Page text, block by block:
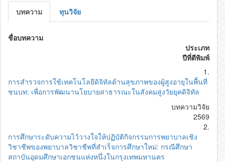
บทความ ทุนวิจัย
ชื่อบทความ
ประเภท
ปีที่ตีพิมพ์
1.
การสำรวจการใช้เทคโนโลยีดิจิทัลด้านสุขภาพของผู้สูงอายุในพื้นที่
ชนบท: เพื่อการพัฒนานโยบายสาธารณะในสังคมสูงวัยยุคดิจิทัล
บทความวิจัย
2569
2.
การศึกษาระดับความไว้วางใจให้ปฏิบัติกิจกรรมการพยาบาลเชิง
วิชาชีพของพยาบาลวิชาชีพที่สำเร็จการศึกษาใหม่: กรณีศึกษา
สถาบันอุดมศึกษาเอกชนแห่งหนึ่งในกรุงเทพมหานคร